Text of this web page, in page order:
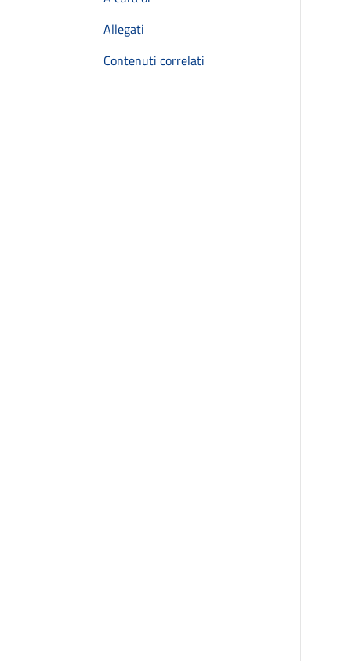
Allegati
Contenuti correlati